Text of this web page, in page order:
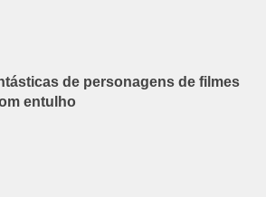
de personagens de filmes
entulho